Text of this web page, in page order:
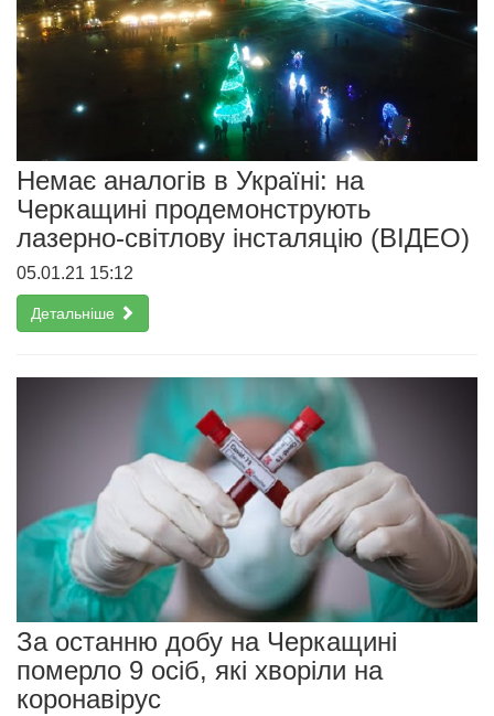
Немає аналогів в Україні: на
Черкащині продемонструють
лазерно-світлову інсталяцію (ВІДЕО)
05.01.21 15:12
Детальніше
За останню добу на Черкащині
померло 9 осіб, які хворіли на
коронавірус